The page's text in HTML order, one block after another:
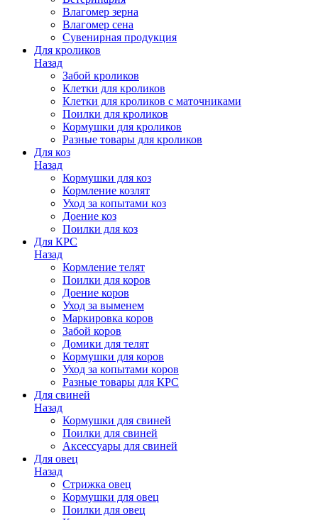
Влагомер зерна
Влагомер сена
Сувенирная продукция
Для кроликов
Назад
Забой кроликов
Клетки для кроликов
Клетки для кроликов с маточниками
Поилки для кроликов
Кормушки для кроликов
Разные товары для кроликов
Для коз
Назад
Кормушки для коз
Кормление козлят
Уход за копытами коз
Доение коз
Поилки для коз
Для КРС
Назад
Кормление телят
Поилки для коров
Доение коров
Уход за выменем
Маркировка коров
Забой коров
Домики для телят
Кормушки для коров
Уход за копытами коров
Разные товары для КРС
Для свиней
Назад
Кормушки для свиней
Поилки для свиней
Аксессуары для свиней
Для овец
Назад
Стрижка овец
Кормушки для овец
Поилки для овец